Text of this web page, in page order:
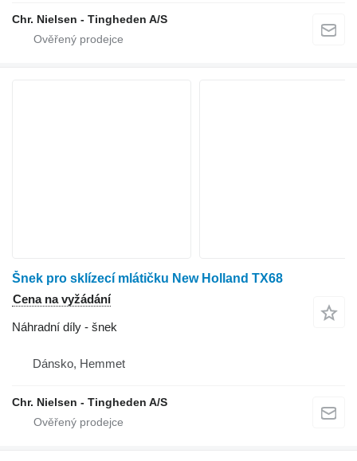
Chr. Nielsen - Tingheden A/S
Šnek pro sklízecí mlátičku New Holland TX68
Cena na vyžádání
Náhradní díly - šnek
Dánsko, Hemmet
Chr. Nielsen - Tingheden A/S